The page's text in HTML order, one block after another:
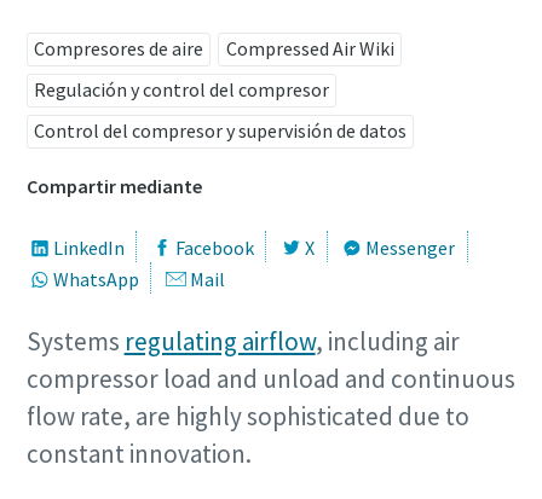
Optimice el flujo de aire mediante un
Nuestro controlador central más reciente, el Optimizer
4.0, estabiliza el sistema y reduce los costes de energía.
Obtenga más información
Compresores de aire
Compressed Air Wiki
Regulación y control del compresor
Control del compresor y supervisión de datos
Compartir mediante
LinkedIn Facebook X
Messenger
WhatsApp
Mail
Systems regulating airflow, including air
compressor load and unload and continuous
flow rate, are highly sophisticated due to
constant innovation.